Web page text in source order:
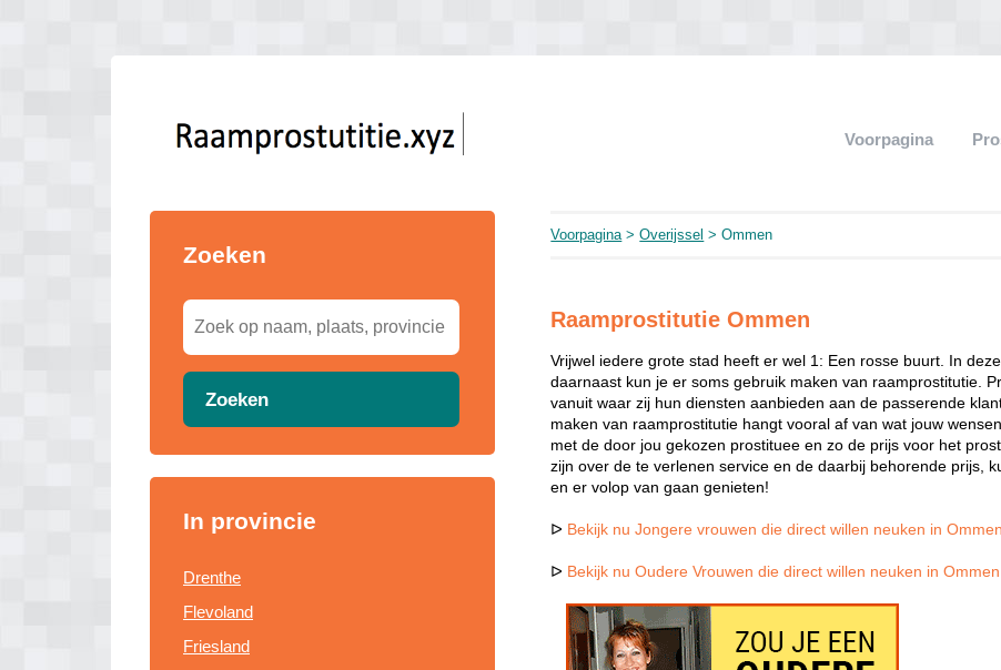
Voorpagina
Zoeken
Zoeken
In provincie
Drenthe
Flevoland
Friesland
Voorpagina>Overijssel > Ommen
Raamprostitutie Ommen
Vrijwel iedere grote stad heeft er wel 1: Een rosse buurt. In
daarnaast kun je er soms gebruik maken van raamprostitutie.
vanuit waar zij hun diensten aanbieden aan de passerende
maken van raamprostitutie hangt vooral af van wat jouw
met de door jou gekozen prostituee en zo de prijs voor het
zijn over de te verlenen service en de daarbij behorende prijs,
en er volop van gaan genieten!
ᐅ Bekijk nu Jongere vrouwen die direct willen neuken in Ommen
ᐅ Bekijk nu Oudere Vrouwen die direct willen neuken in Ommen